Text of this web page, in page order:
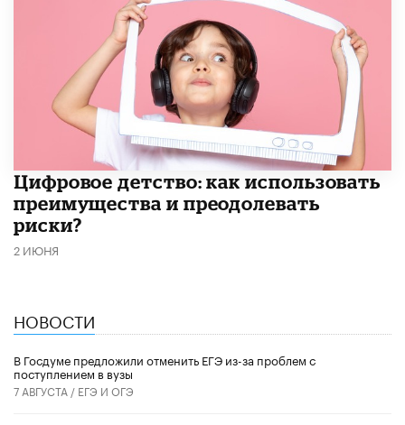
​Цифровое детство: как использовать
преимущества и преодолевать
риски?
2 ИЮНЯ
НОВОСТИ
В Госдуме предложили отменить ЕГЭ из-за проблем с
поступлением в вузы
7 АВГУСТА / ЕГЭ И ОГЭ